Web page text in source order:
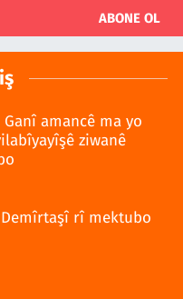
ABONE OL
amancê ma yo
ziwanê
rî mektubo